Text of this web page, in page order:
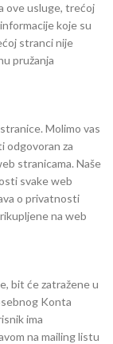
ove usluge, trećoj
koje su
stranci nije
pružanja
Molimo vas
odgovoran za
stranicama. Naše
svake web
o privatnosti
na web
bit će zatražene u
Konta
ima
na mailing listu